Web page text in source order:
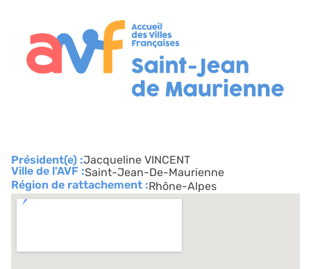
Président(e) :Jacqueline VINCENT
Ville de l'AVF :Saint-Jean-De-Maurienne
Région de rattachement :Rhône-Alpes